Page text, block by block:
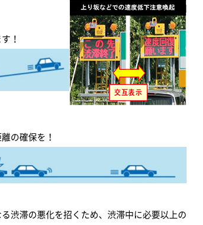
！
の確保を！
渋滞の悪化を招くため、渋滞中に必要以上の